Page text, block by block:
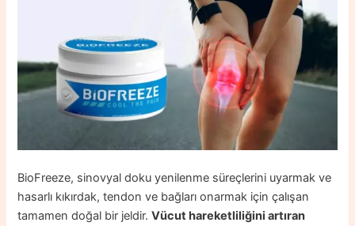
BioFreeze, sinovyal doku yenilenme süreçlerini uyarmak ve
hasarlı kıkırdak, tendon ve bağları onarmak için çalışan
tamamen doğal bir jeldir.Vücut hareketliliğini artıran